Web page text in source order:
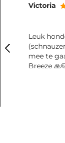
Victoria
Leuk
mee te
Breeze